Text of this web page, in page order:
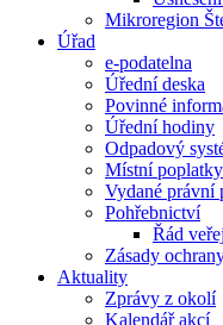
Mikroregion
Úřad
e-podatelna
Úřední deska
Povinné
Úřední hodiny
Odpadový
Místní poplatky
Vydané právní
Pohřebnictví
Řád
Zásady
Aktuality
Zprávy z okolí
Kalendář akcí